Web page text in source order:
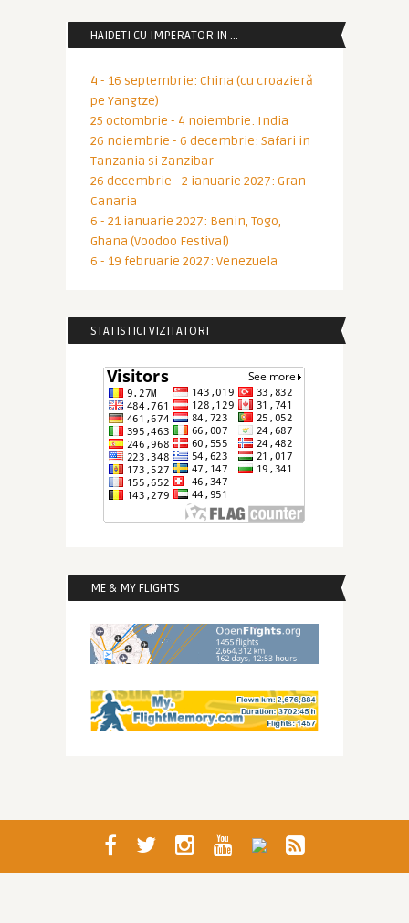
HAIDETI CU IMPERATOR IN …
4 - 16 septembrie: China (cu croazieră
pe Yangtze)
25 octombrie - 4 noiembrie: India
26 noiembrie - 6 decembrie: Safari in
Tanzania si Zanzibar
26 decembrie - 2 ianuarie 2027: Gran
Canaria
6 - 21 ianuarie 2027: Benin, Togo,
Ghana (Voodoo Festival)
6 - 19 februarie 2027: Venezuela
STATISTICI VIZITATORI
ME & MY FLIGHTS